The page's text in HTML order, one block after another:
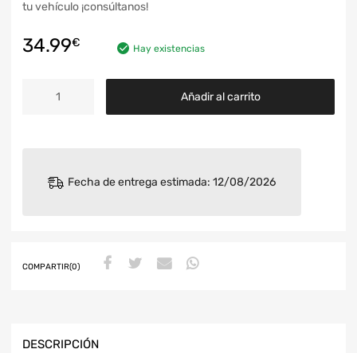
tu vehículo ¡consúltanos!
34.99€ Hay existencias
Añadir al carrito
Fecha de entrega estimada: 12/08/2026
COMPARTIR(0)
DESCRIPCIÓN